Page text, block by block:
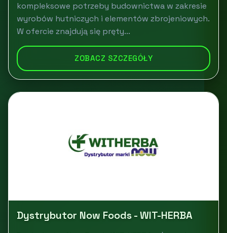
kompleksowe potrzeby budownictwa w zakresie
wyrobów hutniczych i elementów zbrojeniowych.
W ofercie znajdują się pręty...
ZOBACZ SZCZEGÓŁY
Dystrybutor Now Foods - WIT-HERBA